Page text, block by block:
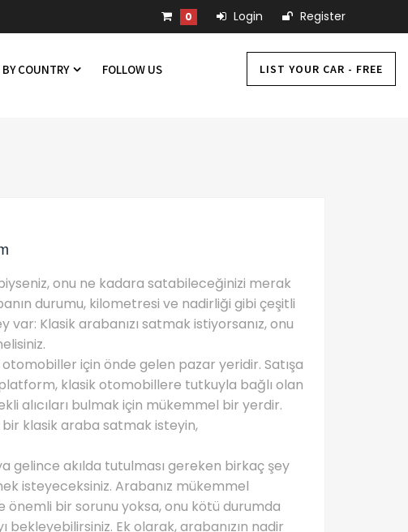
0 Login Register
COUNTRY FOLLOW US LIST YOUR CAR - FREE
onu ne kadara satabileceğinizi merak
durumu, kilometresi ve nadirliği gibi çeşitli
Klasik arabanızı satmak istiyorsanız, onu
için önde gelen pazar yeridir. Satışa
klasik otomobillere tutkuyla bağlı olan
alıcıları bulmak için mükemmel bir yerdir.
klasik araba satmak isteyin,
gelince akılda tutulması gereken birkaç şey
isteyeceksiniz. Arabanız mükemmel
bir sorunu yoksa, onu kötü durumda
Ek olarak, arabanızın nadir